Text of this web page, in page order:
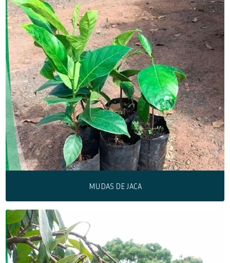
MUDAS DE JACA